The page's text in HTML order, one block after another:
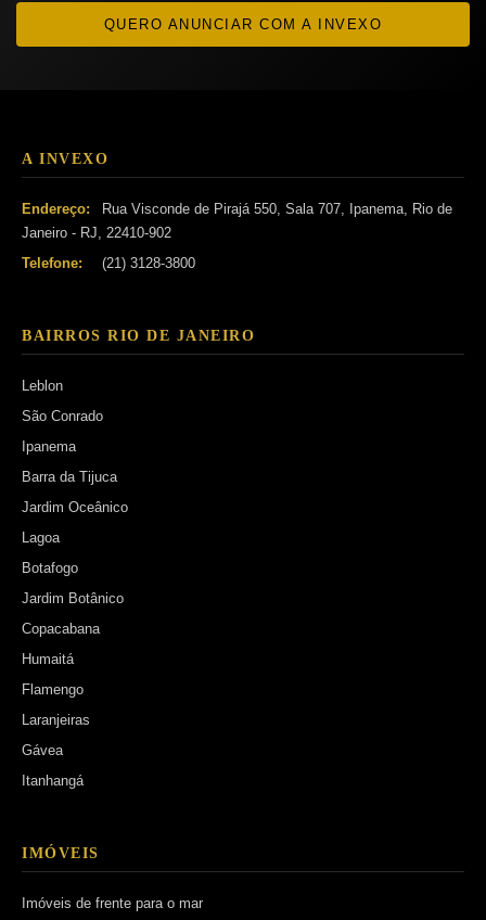
QUERO ANUNCIAR COM A INVEXO
A INVEXO
Endereço:
Rua Visconde de Pirajá 550, Sala 707, Ipanema, Rio de
Janeiro - RJ, 22410-902
Telefone:
(21) 3128-3800
BAIRROS RIO DE JANEIRO
Leblon
São Conrado
Ipanema
Barra da Tijuca
Jardim Oceânico
Lagoa
Botafogo
Jardim Botânico
Copacabana
Humaitá
Flamengo
Laranjeiras
Gávea
Itanhangá
IMÓVEIS
Imóveis de frente para o mar